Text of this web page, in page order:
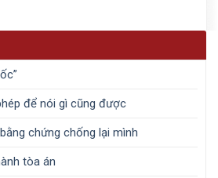
để nói gì cũng được
chứng chống lại mình
tòa án